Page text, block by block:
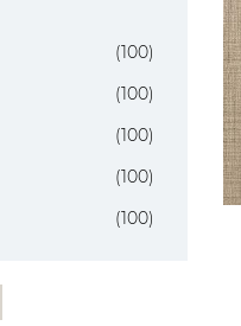
(100)
(100)
(100)
(100)
(100)